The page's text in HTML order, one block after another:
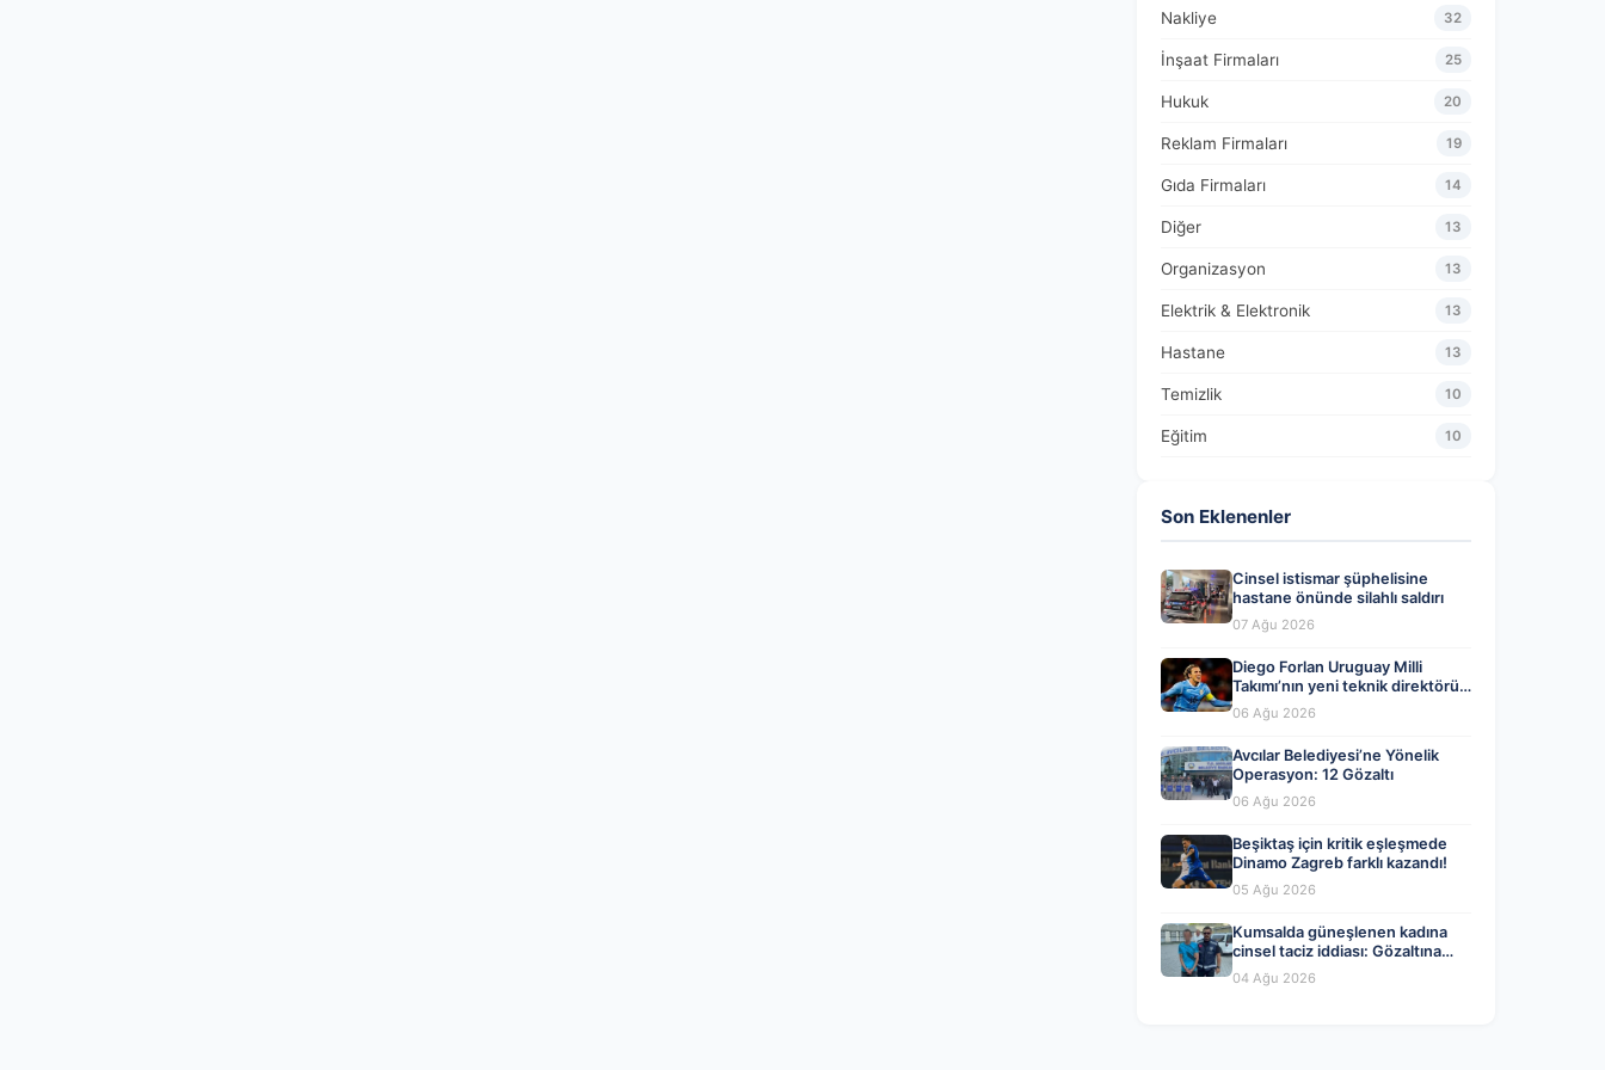
Nakliye 32
İnşaat Firmaları 25
Hukuk 20
Reklam Firmaları 19
Gıda Firmaları 14
Diğer 13
Organizasyon 13
Elektrik & Elektronik 13
Hastane 13
Temizlik 10
Eğitim 10
Son Eklenenler
Cinsel istismar şüphelisine
hastane önünde silahlı saldırı
07 Ağu 2026
Diego Forlan Uruguay Milli
Takımı’nın yeni teknik direktörü
oldu
06 Ağu 2026
Avcılar Belediyesi’ne Yönelik
Operasyon: 12 Gözaltı
06 Ağu 2026
Beşiktaş için kritik eşleşmede
Dinamo Zagreb farklı kazandı!
05 Ağu 2026
Kumsalda güneşlenen kadına
cinsel taciz iddiası: Gözaltına
alındı
04 Ağu 2026